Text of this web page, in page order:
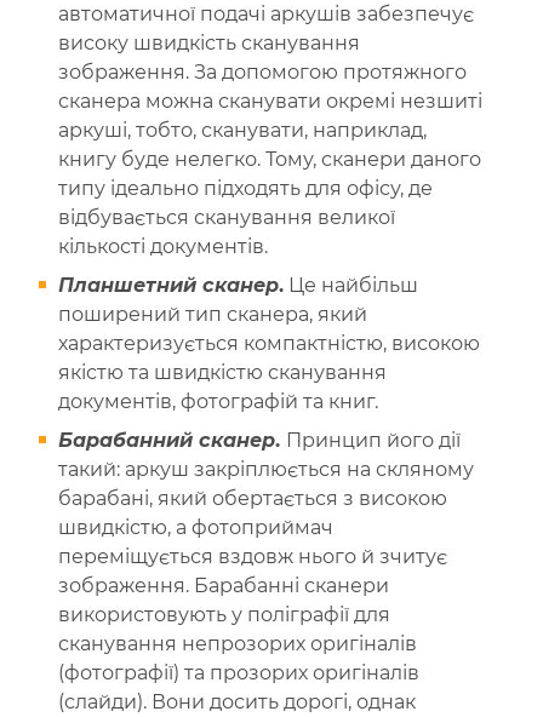
автоматичної подачі аркушів забезпечує
високу швидкість сканування
зображення. За допомогою протяжного
сканера можна сканувати окремі незшиті
аркуші, тобто, сканувати, наприклад,
книгу буде нелегко. Тому, сканери даного
типу ідеально підходять для офісу, де
відбувається сканування великої
кількості документів.
Планшетний сканер. Це найбільш
поширений тип сканера, який
характеризується компактністю, високою
якістю та швидкістю сканування
документів, фотографій та книг.
Барабанний сканер. Принцип його дії
такий: аркуш закріплюється на скляному
барабані, який обертається з високою
швидкістю, а фотоприймач
переміщується вздовж нього й зчитує
зображення. Барабанні сканери
використовують у поліграфії для
сканування непрозорих оригіналів
(фотографії) та прозорих оригіналів
(слайди). Вони досить дорогі, однак